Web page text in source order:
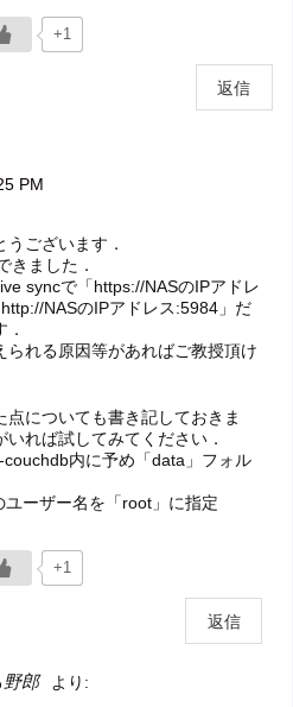
+1
返信
PM
ございます．
きました．
syncで「https://NASのIPアドレ
NASのIPアドレス:5984」だ
れる原因等があればご教授頂け
点についても書き記しておきま
れば試してみてください．
内に予め「data」フォル
ーザー名を「root」に指定
+1
返信
野郎
より: